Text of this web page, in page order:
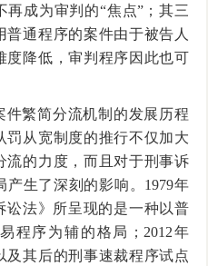
再成为审判的“焦点”；其三
普通程序的案件由于被告人
度降低，审判程序因此也可
件繁简分流机制的发展历程
罚从宽制度的推行不仅加大
流的力度，而且对于刑事诉
产生了深刻的影响。1979年
讼法》所呈现的是一种以普
程序为辅的格局；2012年
及其后的刑事速裁程序试点